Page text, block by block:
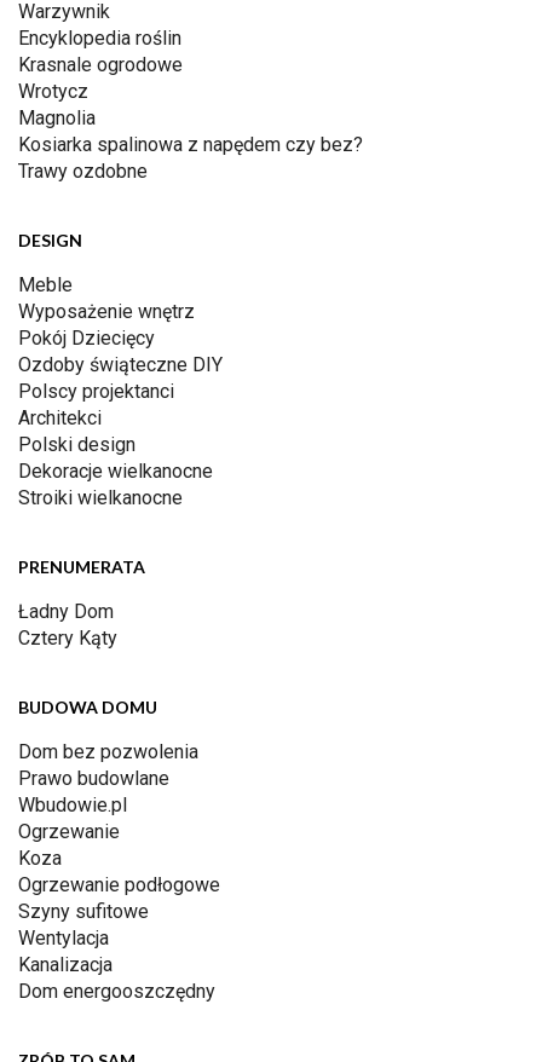
Warzywnik
Encyklopedia roślin
Krasnale ogrodowe
Wrotycz
Magnolia
Kosiarka spalinowa z napędem czy bez?
Trawy ozdobne
DESIGN
Meble
Wyposażenie wnętrz
Pokój Dziecięcy
Ozdoby świąteczne DIY
Polscy projektanci
Architekci
Polski design
Dekoracje wielkanocne
Stroiki wielkanocne
PRENUMERATA
Ładny Dom
Cztery Kąty
BUDOWA DOMU
Dom bez pozwolenia
Prawo budowlane
Wbudowie.pl
Ogrzewanie
Koza
Ogrzewanie podłogowe
Szyny sufitowe
Wentylacja
Kanalizacja
Dom energooszczędny